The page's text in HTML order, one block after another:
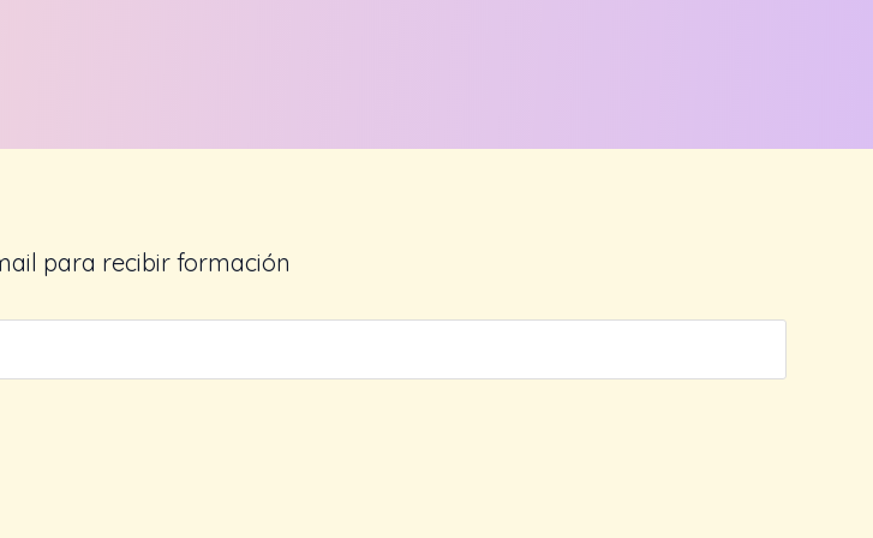
para recibir formación